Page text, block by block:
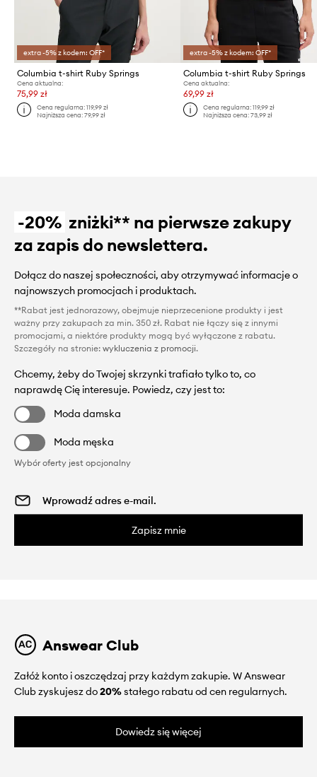
extra -5% z kodem: OFF*
Columbia t-shirt Ruby Springs
Cena aktualna:
75,99 zł
Cena regularna:119,99 zł
Najniższa cena:79,99 zł
extra -5% z kodem: OFF*
Columbia t-shirt Ruby Springs
Cena aktualna:
69,99 zł
Cena regularna: 119,99 zł
Najniższa cena: 73,99 zł
-20% zniżki** na pierwsze zakupy
za zapis do newslettera.
Dołącz do naszej społeczności, aby otrzymywać informacje o
najnowszych promocjach i produktach.
**Rabat jest jednorazowy, obejmuje nieprzecenione produkty i jest
ważny przy zakupach za min. 350 zł. Rabat nie łączy się z innymi
promocjami, a niektóre produkty mogą być wyłączone z rabatu.
Szczegóły na stronie: wykluczenia z promocji.
Chcemy, żeby do Twojej skrzynki trafiało tylko to, co
naprawdę Cię interesuje. Powiedz, czy jest to:
Moda damska
Moda męska
Wybór oferty jest opcjonalny
Zapisz mnie
Answear Club
Załóż konto i oszczędzaj przy każdym zakupie. W Answear
Club zyskujesz do20%stałego rabatu od cen regularnych.
Dowiedz się więcej